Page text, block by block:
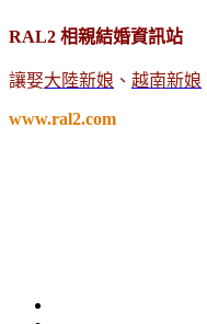
RAL2 相親結婚資訊站
讓娶大陸新娘 、 越南新娘
www.ral2.com